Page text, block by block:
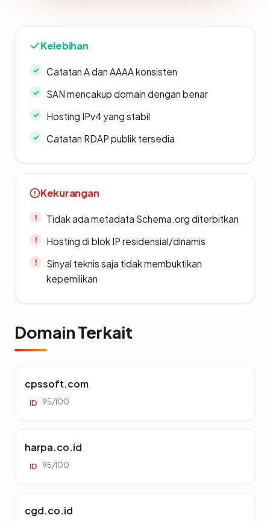
Kelebihan
Catatan A dan AAAA konsisten
SAN mencakup domain dengan benar
Hosting IPv4 yang stabil
Catatan RDAP publik tersedia
Kekurangan
Tidak ada metadata Schema.org diterbitkan
Hosting di blok IP residensial/dinamis
Sinyal teknis saja tidak membuktikan
kepemilikan
Domain Terkait
cpssoft.com
ID 95/100
harpa.co.id
ID 95/100
cgd.co.id